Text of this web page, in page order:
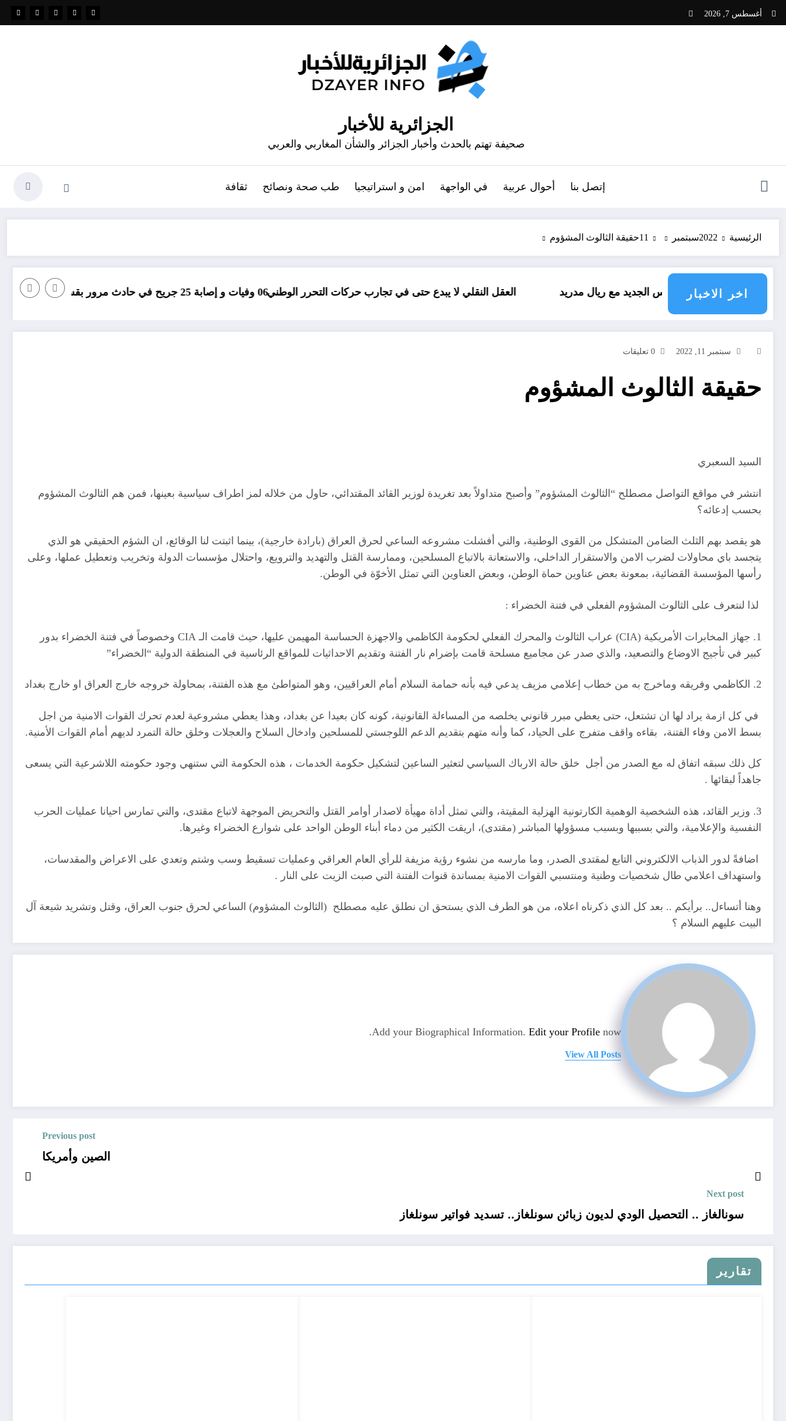
التجاوز
أغسطس 7, 2026
الجزائرية للأخبار
صحيفة تهتم بالحدث وأخبار الجزائر والشأن المغاربي والعربي
إتصل بنا أحوال عربية في الواجهة امن و استراتيجيا طب صحة ونصائح ثقافة
الرئيسية 2022سبتمبر 11حقيقة الثالوث المشؤوم
اخر الاخبار
عقد فينيسيوس الجديد مع ريال مدريد العقل النقلي لا يبدع حتى في تجارب حركات التحرر الوطني06 وفيات و إصابة 25 جريح في حادث مرور بقسنطينة مؤامرة فينيسيوس
سبتمبر 11, 2022 0 تعليقات
حقيقة الثالوث المشؤوم
السيد السعبري
انتشر في مواقع التواصل مصطلح “الثالوث المشؤوم” وأصبح متداولاً بعد تغريدة لوزير القائد المقتدائي، حاول من خلاله لمز اطراف سياسية بعينها، فمن هم الثالوث المشؤوم
بحسب إدعائه؟
هو يقصد بهم الثلث الضامن المتشكل من القوى الوطنية، والتي أفشلت مشروعه الساعي لحرق العراق (بارادة خارجية)، بينما اثبتت لنا الوقائع، ان الشؤم الحقيقي هو الذي
يتجسد باي محاولات لضرب الامن والاستقرار الداخلي، والاستعانة بالاتباع المسلحين، وممارسة القتل والتهديد والترويع، واحتلال مؤسسات الدولة وتخريب وتعطيل عملها، وعلى
رأسها المؤسسة القضائية، بمعونة بعض عناوين حماة الوطن، وبعض العناوين التي تمثل الأخوّة في الوطن.
لذا لنتعرف على الثالوث المشؤوم الفعلي في فتنة الخضراء :
1. جهاز المخابرات الأمريكية (CIA) عراب الثالوث والمحرك الفعلي لحكومة الكاظمي والاجهزة الحساسة المهيمن عليها، حيث قامت الـ CIA وخصوصاً في فتنة الخضراء بدور
كبير في تأجيج الاوضاع والتصعيد، والذي صدر عن مجاميع مسلحة قامت بإضرام نار الفتنة وتقديم الاحداثيات للمواقع الرئاسية في المنطقة الدولية “الخضراء”
2. الكاظمي وفريقه وماخرج به من خطاب إعلامي مزيف يدعي فيه بأنه حمامة السلام أمام العراقيين، وهو المتواطئ مع هذه الفتنة، بمحاولة خروجه خارج العراق او خارج بغداد
في كل ازمة يراد لها ان تشتعل، حتى يعطي مبرر قانوني يخلصه من المساءلة القانونية، كونه كان بعيدا عن بغداد، وهذا يعطي مشروعية لعدم تحرك القوات الامنية من اجل
بسط الامن وفاء الفتنة، بقاءه واقف متفرج على الحياد، كما وأنه متهم بتقديم الدعم اللوجستي للمسلحين وادخال السلاح والعجلات وخلق حالة التمرد لديهم أمام القوات الأمنية.
كل ذلك سبقه اتفاق له مع الصدر من أجل خلق حالة الارباك السياسي لتعثير الساعين لتشكيل حكومة الخدمات ، هذه الحكومة التي ستنهي وجود حكومته اللاشرعية التي يسعى
جاهداً لبقائها .
3. وزير القائد، هذه الشخصية الوهمية الكارتونية الهزلية المقيتة، والتي تمثل أداة مهيأة لاصدار أوامر القتل والتحريض الموجهة لاتباع مقتدى، والتي تمارس احيانا عمليات الحرب
النفسية والإعلامية، والتي بسببها وبسبب مسؤولها المباشر (مقتدى)، اريقت الكثير من دماء أبناء الوطن الواحد على شوارع الخضراء وغيرها.
اضافةً لدور الذباب الالكتروني التابع لمقتدى الصدر، وما مارسه من نشوء رؤية مزيفة للرأي العام العراقي وعمليات تسقيط وسب وشتم وتعدي على الاعراض والمقدسات،
واستهداف اعلامي طال شخصيات وطنية ومنتسبي القوات الامنية بمساندة قنوات الفتنة التي صبت الزيت على النار .
وهنا أتساءل.. برأيكم .. بعد كل الذي ذكرناه اعلاه، من هو الطرف الذي يستحق ان نطلق عليه مصطلح (الثالوث المشؤوم) الساعي لحرق جنوب العراق، وقتل وتشريد شيعة آل
البيت عليهم السلام ؟
Add your Biographical Information. Edit your Profile now.
View All Posts
Previous post
الصين وأمريكا
Next post
سونالغاز .. التحصيل الودي لديون زبائن سونلغاز.. تسديد فواتير سونلغاز
تقارير